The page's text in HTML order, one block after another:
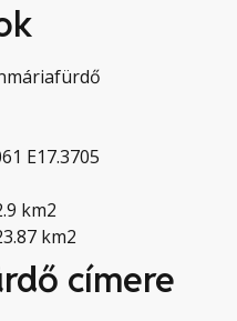
E17.3705
km2
km2
címere